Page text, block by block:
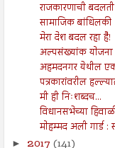
राजकारणाची
सामाजिक बांधिलकी
मेरा देश बदल रहा है!
अल्पसंख्यांक योजना
अहमदनगर येथील
पत्रकारांवरील
मी ही निःशब्दच...
विधानसभेच्या
मोहम्मद अली गार्ड :
► 2017 (141)